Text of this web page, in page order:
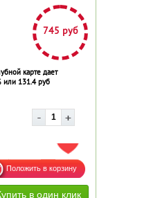
745 руб
карте дает
или 131.4 руб
ДОБАВИТЬ В ИЗБРАННОЕ